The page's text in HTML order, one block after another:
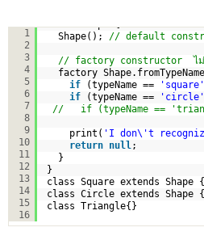
1
2
3
4
5
6
7
8
9
10
11
12
13
14
15
16
Shape(); // default
// factory constructor  ไม่
factory
if
(typeName == 'square'
if
(typeName == 'circle'
//   if (typeName ==
print( 'I don\'t
return null ;
}
}
class Square extends Shape
class Circle extends Shape
class Triangle{}